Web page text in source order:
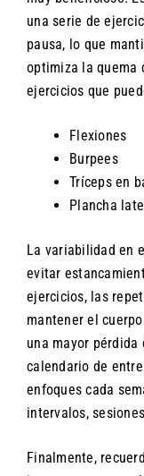
una serie de
pausa, lo que
optimiza la quema
ejercicios que
Flexiones
Burpees
Tríceps en
Plancha
La variabilidad en
evitar
ejercicios, las
mantener el
una mayor pérdida
calendario de
enfoques cada
intervalos,
Finalmente,